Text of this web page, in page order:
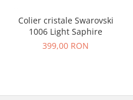
Colier cristale Swarovski
1006 Light Saphire
399,00 RON